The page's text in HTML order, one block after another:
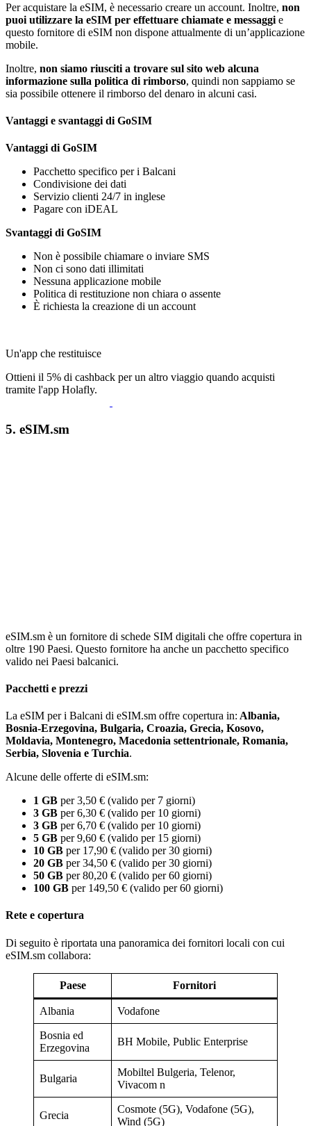
Per acquistare la eSIM, è necessario creare un account. Inoltre, non
puoi utilizzare la eSIM per effettuare chiamate e messaggi e
questo fornitore di eSIM non dispone attualmente di un’applicazione
mobile.
Inoltre, non siamo riusciti a trovare sul sito web alcuna
informazione sulla politica di rimborso, quindi non sappiamo se
sia possibile ottenere il rimborso del denaro in alcuni casi.
Vantaggi e svantaggi di GoSIM
Vantaggi di GoSIM
Pacchetto specifico per i Balcani
Condivisione dei dati
Servizio clienti 24/7 in inglese
Pagare con iDEAL
Svantaggi di GoSIM
Non è possibile chiamare o inviare SMS
Non ci sono dati illimitati
Nessuna applicazione mobile
Politica di restituzione non chiara o assente
È richiesta la creazione di un account
Un'app che restituisce
Ottieni il 5% di cashback per un altro viaggio quando acquisti
tramite l'app Holafly.
5. eSIM.sm
eSIM.sm è un fornitore di schede SIM digitali che offre copertura in
oltre 190 Paesi. Questo fornitore ha anche un pacchetto specifico
valido nei Paesi balcanici.
Pacchetti e prezzi
La eSIM per i Balcani di eSIM.sm offre copertura in: Albania,
Bosnia-Erzegovina, Bulgaria, Croazia, Grecia, Kosovo,
Moldavia, Montenegro, Macedonia settentrionale, Romania,
Serbia, Slovenia e Turchia.
Alcune delle offerte di eSIM.sm:
1 GB per 3,50 € (valido per 7 giorni)
3 GB per 6,30 € (valido per 10 giorni)
3 GB per 6,70 € (valido per 10 giorni)
5 GB per 9,60 € (valido per 15 giorni)
10 GB per 17,90 € (valido per 30 giorni)
20 GB per 34,50 € (valido per 30 giorni)
50 GB per 80,20 € (valido per 60 giorni)
100 GB per 149,50 € (valido per 60 giorni)
Rete e copertura
Di seguito è riportata una panoramica dei fornitori locali con cui
eSIM.sm collabora:
Paese Fornitori
Albania Vodafone
Bosnia ed
Erzegovina
BH Mobile, Public Enterprise
Bulgaria
Mobiltel Bulgeria, Telenor,
Vivacom n
Grecia
Cosmote (5G), Vodafone (5G),
Wind (5G)